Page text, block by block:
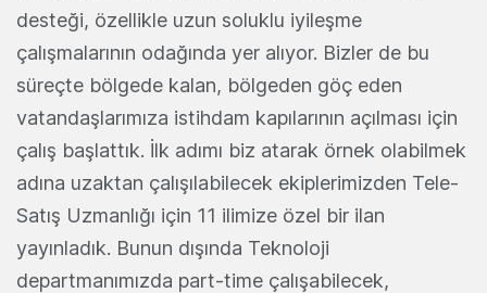
desteği, özellikle uzun soluklu iyileşme
çalışmalarının odağında yer alıyor. Bizler de bu
süreçte bölgede kalan, bölgeden göç eden
vatandaşlarımıza istihdam kapılarının açılması için
çalış başlattık. İlk adımı biz atarak örnek olabilmek
adına uzaktan çalışılabilecek ekiplerimizden Tele-
Satış Uzmanlığı için 11 ilimize özel bir ilan
yayınladık. Bunun dışında Teknoloji
departmanımızda part-time çalışabilecek,